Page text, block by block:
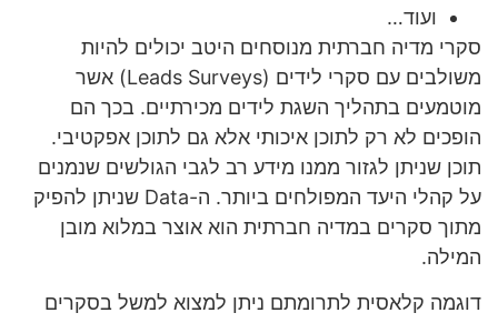
ועוד…
סקרי מדיה חברתית מנוסחים היטב יכולים להיות
משולבים עם סקרי לידים (Leads Surveys)
אשר
מוטמעים בתהליך השגת לידים מכירתיים. בכך הם
הופכים לא רק לתוכן איכותי אלא גם לתוכן אפקטיבי.
תוכן שניתן לגזור ממנו מידע רב לגבי הגולשים שנמנים
על קהלי היעד המפולחים ביותר. ה-Data שניתן להפיק
מתוך סקרים במדיה חברתית הוא אוצר במלוא מובן
המילה.
דוגמה קלאסית לתרומתם ניתן למצוא למשל בסקרים